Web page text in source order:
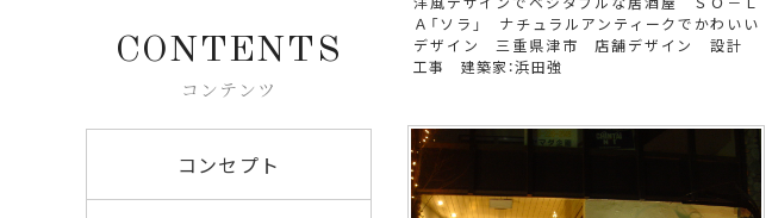
CONTENTS
コンテンツ
コンセプト
Ａ「ソラ」 ナチュラルアンティークでかわいい
デザイン 三重県津市 店舗デザイン 設計
工事 建築家：浜田強